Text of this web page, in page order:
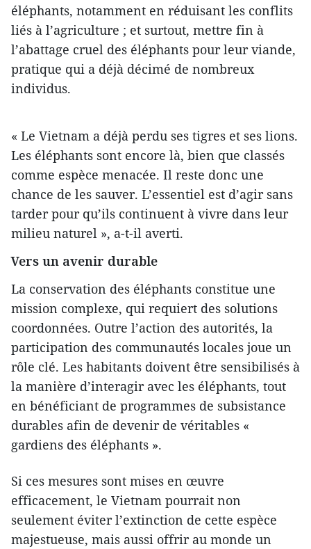
éléphants, notamment en réduisant les conflits
liés à l’agriculture ; et surtout, mettre fin à
l’abattage cruel des éléphants pour leur viande,
pratique qui a déjà décimé de nombreux
individus.
« Le Vietnam a déjà perdu ses tigres et ses lions.
Les éléphants sont encore là, bien que classés
comme espèce menacée. Il reste donc une
chance de les sauver. L’essentiel est d’agir sans
tarder pour qu’ils continuent à vivre dans leur
milieu naturel », a-t-il averti.
Vers un avenir durable
La conservation des éléphants constitue une
mission complexe, qui requiert des solutions
coordonnées. Outre l’action des autorités, la
participation des communautés locales joue un
rôle clé. Les habitants doivent être sensibilisés à
la manière d’interagir avec les éléphants, tout
en bénéficiant de programmes de subsistance
durables afin de devenir de véritables «
gardiens des éléphants ».
Si ces mesures sont mises en œuvre
efficacement, le Vietnam pourrait non
seulement éviter l’extinction de cette espèce
majestueuse, mais aussi offrir au monde un